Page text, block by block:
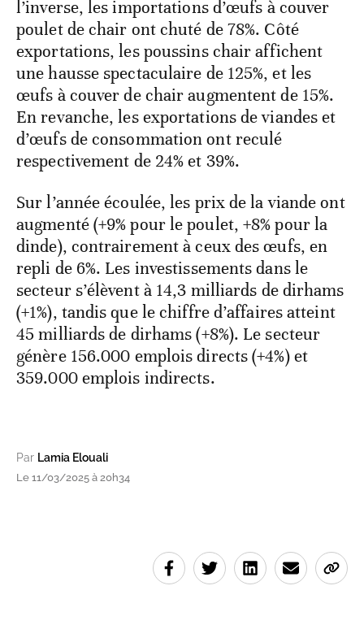
l’inverse, les importations d’œufs à couver
poulet de chair ont chuté de 78%. Côté
exportations, les poussins chair affichent
une hausse spectaculaire de 125%, et les
œufs à couver de chair augmentent de 15%.
En revanche, les exportations de viandes et
d’œufs de consommation ont reculé
respectivement de 24% et 39%.
Sur l’année écoulée, les prix de la viande ont
augmenté (+9% pour le poulet, +8% pour la
dinde), contrairement à ceux des œufs, en
repli de 6%. Les investissements dans le
secteur s’élèvent à 14,3 milliards de dirhams
(+1%), tandis que le chiffre d’affaires atteint
45 milliards de dirhams (+8%). Le secteur
génère 156.000 emplois directs (+4%) et
359.000 emplois indirects.
Par Lamia Elouali
Le 11/03/2025 à 20h34